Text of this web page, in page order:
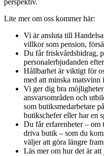
perspektiv.
Lite mer om oss kommer här:
Vi är ansluta till
villkor som pension,
Du får friskvårdsbidrag,
personalerbjudanden
Hållbarhet är viktigt för
med att minska
Vi ger dig bra
ansvarsområden och
som butiksmedarbetare
butikschefer eller har en
Du får erfarenheter – om
driva butik – som du
väljer att göra längre
Läs mer om hur det är att